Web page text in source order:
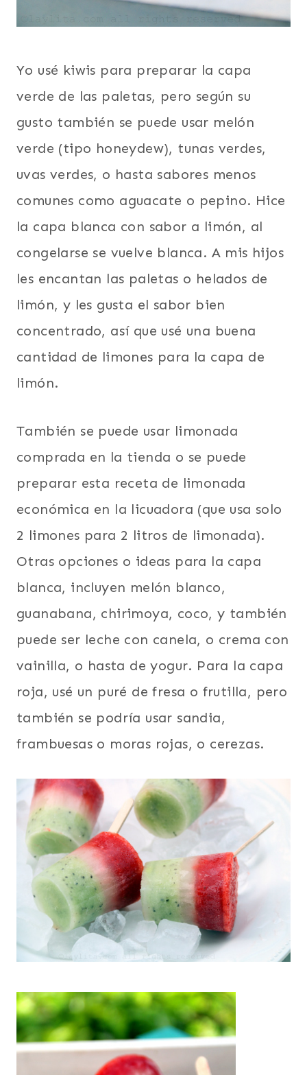
Yo usé kiwis para preparar la capa
verde de las paletas, pero según su
gusto también se puede usar melón
verde (tipo honeydew), tunas verdes,
uvas verdes, o hasta sabores menos
comunes como aguacate o pepino. Hice
la capa blanca con sabor a limón, al
congelarse se vuelve blanca. A mis hijos
les encantan las paletas o helados de
limón, y les gusta el sabor bien
concentrado, así que usé una buena
cantidad de limones para la capa de
limón.
También se puede usar limonada
comprada en la tienda o se puede
preparar esta receta de limonada
económica en la licuadora (que usa solo
2 limones para 2 litros de limonada).
Otras opciones o ideas para la capa
blanca, incluyen melón blanco,
guanabana, chirimoya, coco, y también
puede ser leche con canela, o crema con
vainilla, o hasta de yogur. Para la capa
roja, usé un puré de fresa o frutilla, pero
también se podría usar sandia,
frambuesas o moras rojas, o cerezas.